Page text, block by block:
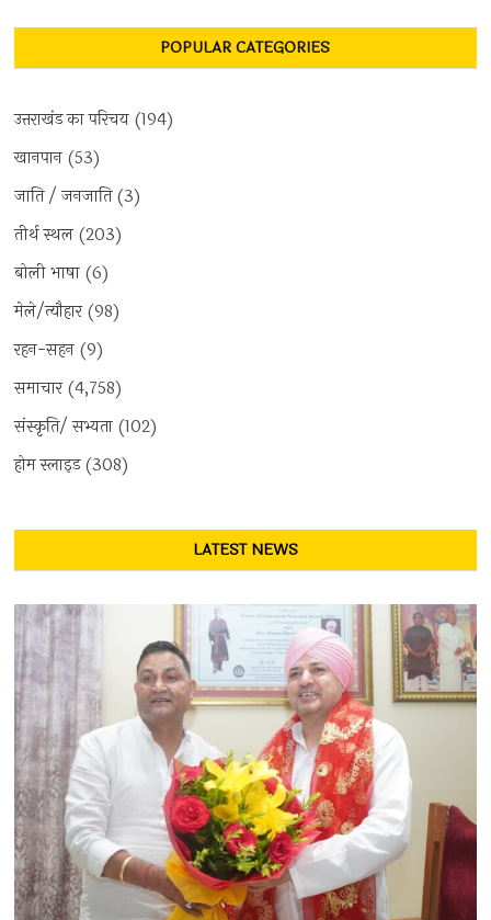
POPULAR CATEGORIES
उत्तराखंड का परिचय (194)
खानपान (53)
जाति / जनजाति(3)
तीर्थ स्थल (203)
बोली भाषा (6)
मेले/त्यौहार(98)
रहन-सहन (9)
समाचार(4,758)
संस्कृति/ सभ्यता (102)
होम स्लाइड(308)
LATEST NEWS